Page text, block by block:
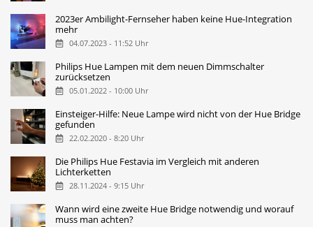
2023er Ambilight-Fernseher haben keine Hue-Integration
mehr
04.07.2023 - 11:52 Uhr
Philips Hue Lampen mit dem neuen Dimmschalter
zurücksetzen
05.01.2022 - 10:00 Uhr
Einsteiger-Hilfe: Neue Lampe wird nicht von der Hue Bridge
gefunden
22.02.2020 - 8:20 Uhr
Die Philips Hue Festavia im Vergleich mit anderen
Lichterketten
28.11.2024 - 9:15 Uhr
Wann wird eine zweite Hue Bridge notwendig und worauf
muss man achten?